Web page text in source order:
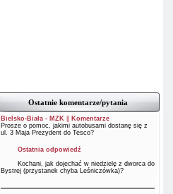
Ostatnie komentarze/pytania
Bielsko-Biała - MZK||
Komentarze
Prosze o pomoc, jakimi autobusami dostanę się z
ul. 3 Maja Prezydent do Tesco?
Ostatnia odpowiedź
Kochani, jak dojechać w niedzielę z dworca do
Bystrej (przystanek chyba Leśniczówka)?